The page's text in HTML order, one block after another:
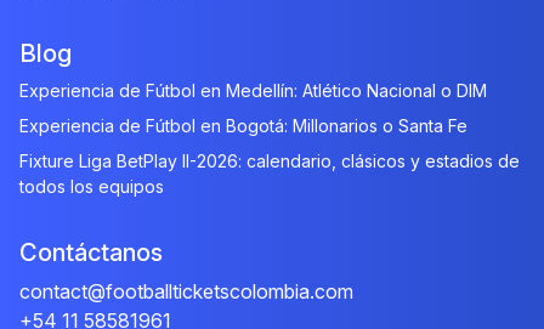
Blog
Experiencia de Fútbol en Medellín: Atlético Nacional o DIM
Experiencia de Fútbol en Bogotá: Millonarios o Santa Fe
Fixture Liga BetPlay II-2026: calendario, clásicos y estadios de
todos los equipos
Contáctanos
contact@footballticketscolombia.com
+54 11 58581961